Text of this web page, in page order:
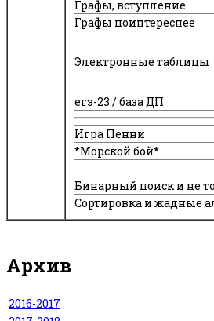
Графы, вступление
Графы поинтереснее
Электронные таблицы
егэ-23 / база ДП
Игра Пенни
*Морской бой*
Бинарный поиск и не
Сортировка и жадные
Архив
2016-2017